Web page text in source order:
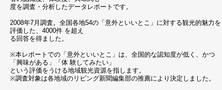
度を調査・分析したデータレポートです。
2008年7月調査。全国各地54の「意外といいとこ」に対する観光的魅力を
評価した、4000件 を超え
る回答を得ました。
※本レポートでの「意外といいとこ」は、全国的な認知度が低く、かつ
「興味がある」「体 験してみたい」
という評価をうける地域観光資源を指します。
※調査対象は各地域のリビング新聞編集部の推薦により決定しました。